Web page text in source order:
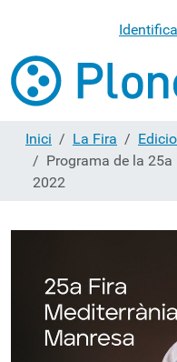
Inici La Fira
Programa de la
2022